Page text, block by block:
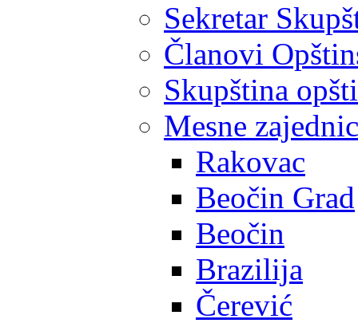
Sekretar
Članovi
Skupština
Mesne
Rakovac
Beočin Grad
Beočin
Brazilija
Čerević